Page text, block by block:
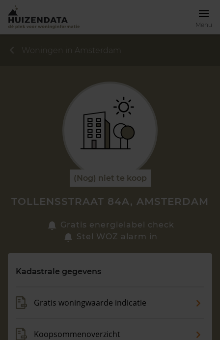
Menu
Zoek een woning
Maandag t/m vrijdag - 08:00 -18:00
Woningen in Amsterdam
(Nog) niet te koop
TOLLENSSTRAAT 84A, AMSTERDAM
Gratis energielabel check
Stel WOZ alarm in
Kadastrale gegevens
Gratis woningwaarde indicatie
Koopsommenoverzicht